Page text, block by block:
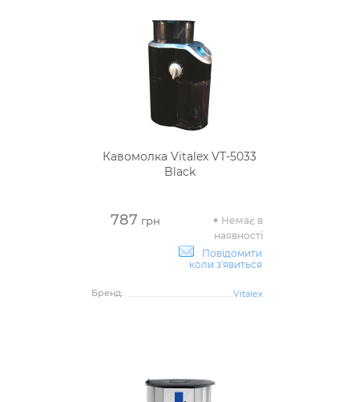
Кавомолка Vitalex VT-5033
Black
787 грн
Немає в
наявності
Повідомити
коли з'явиться
Бренд: Vitalex